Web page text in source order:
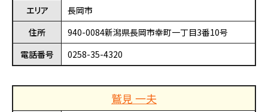
エリア
長岡市
住所
940-0084新潟県長岡市幸町一丁目3番10号
電話番号
0258-35-4320
鷲見 一夫